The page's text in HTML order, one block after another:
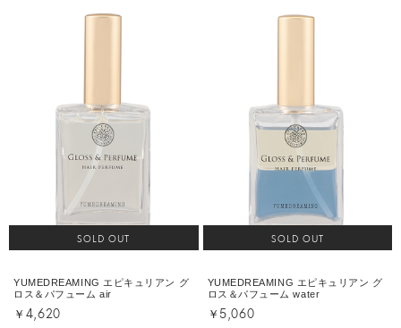
SOLD OUT
YUMEDREAMING エピキュリアン グ
ロス＆パフューム air
￥4,620
SOLD OUT
YUMEDREAMING エピキュリアン グ
ロス＆パフューム water
￥5,060